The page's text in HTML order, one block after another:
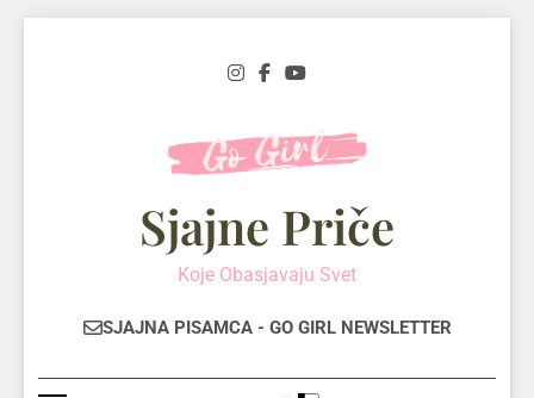
Sjajne Priče
Koje Obasjavaju Svet
SJAJNA PISAMCA - GO GIRL NEWSLETTER